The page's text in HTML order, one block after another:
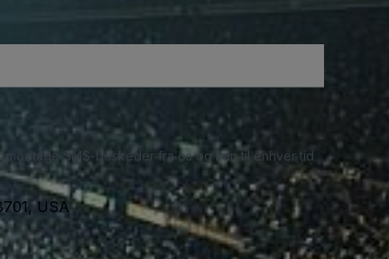
modtage SMS-beskeder fra os og kan til enhver tid
USA